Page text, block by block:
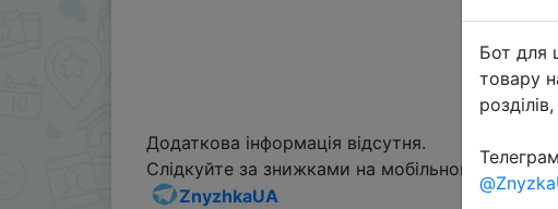
Додаткова інформація відсутня.
Слідкуйте за знижками на мобільному, в
ZnyzhkaUA
Бот для
товару